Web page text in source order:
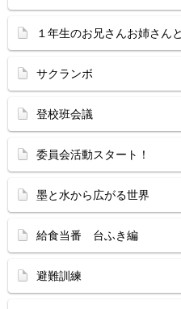
１年生のお兄さんお姉さん
サクランボ
登校班会議
委員会活動スタート！
墨と水から広がる世界
給食当番 台ふき編
避難訓練